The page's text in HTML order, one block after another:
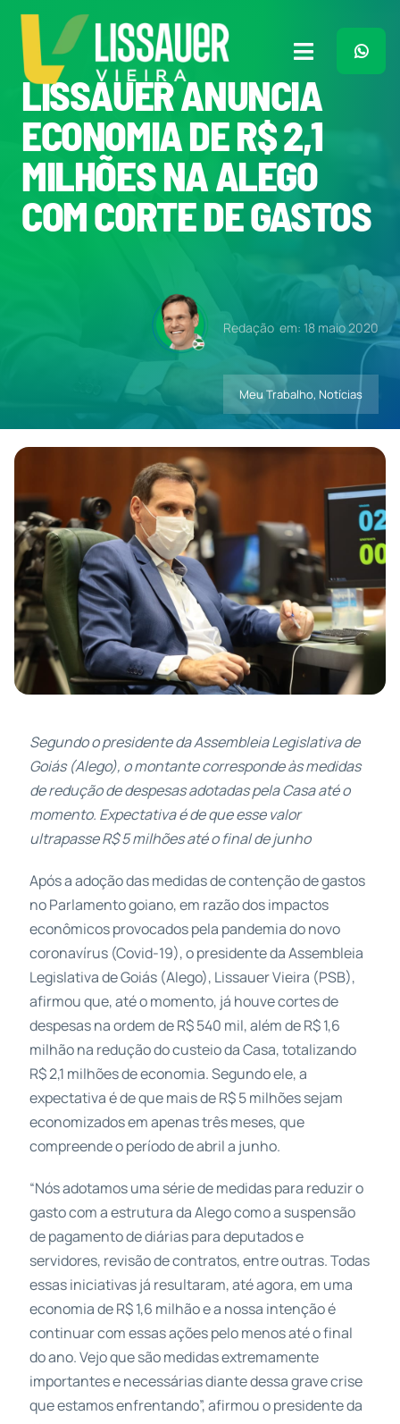
para
conteúdo
Toggle
Navigation
Home
Plano de Governo
Meu Trabalho
Contatos
LISSAUER ANUNCIA
ECONOMIA DE R$ 2,1
MILHÕES NA ALEGO
COM CORTE DE GASTOS
Redação em: 18 maio 2020
Meu Trabalho, Notícias
Segundo o presidente da Assembleia Legislativa de
Goiás (Alego), o montante corresponde às medidas
de redução de despesas adotadas pela Casa até o
momento. Expectativa é de que esse valor
ultrapasse R$ 5 milhões até o final de junho
Após a adoção das medidas de contenção de gastos
no Parlamento goiano, em razão dos impactos
econômicos provocados pela pandemia do novo
coronavírus (Covid-19), o presidente da Assembleia
Legislativa de Goiás (Alego), Lissauer Vieira (PSB),
afirmou que, até o momento, já houve cortes de
despesas na ordem de R$ 540 mil, além de R$ 1,6
milhão na redução do custeio da Casa, totalizando
R$ 2,1 milhões de economia. Segundo ele, a
expectativa é de que mais de R$ 5 milhões sejam
economizados em apenas três meses, que
compreende o período de abril a junho.
“Nós adotamos uma série de medidas para reduzir o
gasto com a estrutura da Alego como a suspensão
de pagamento de diárias para deputados e
servidores, revisão de contratos, entre outras. Todas
essas iniciativas já resultaram, até agora, em uma
economia de R$ 1,6 milhão e a nossa intenção é
continuar com essas ações pelo menos até o final
do ano. Vejo que são medidas extremamente
importantes e necessárias diante dessa grave crise
que estamos enfrentando”, afirmou o presidente da